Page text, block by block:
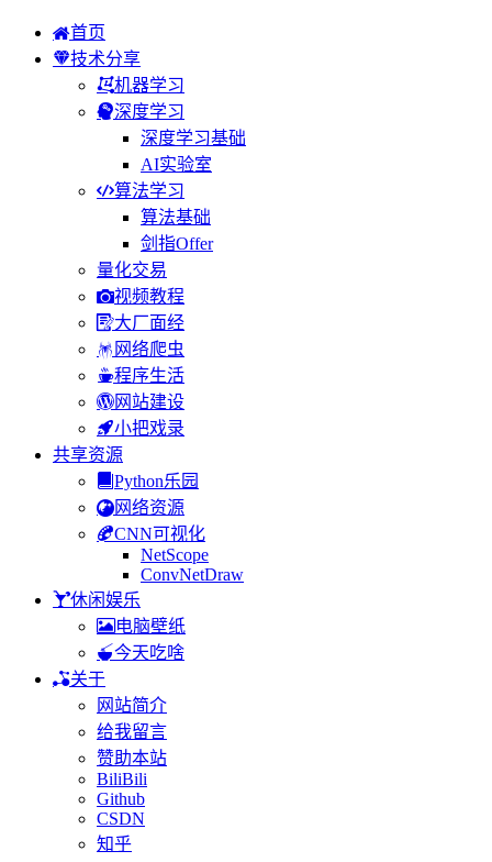
首页
技术分享
机器学习
深度学习
深度学习基础
AI实验室
算法学习
算法基础
剑指Offer
量化交易
视频教程
大厂面经
网络爬虫
程序生活
网站建设
小把戏录
共享资源
Python乐园
网络资源
CNN可视化
NetScope
ConvNetDraw
休闲娱乐
电脑壁纸
今天吃啥
关于
网站简介
给我留言
赞助本站
BiliBili
Github
CSDN
知乎